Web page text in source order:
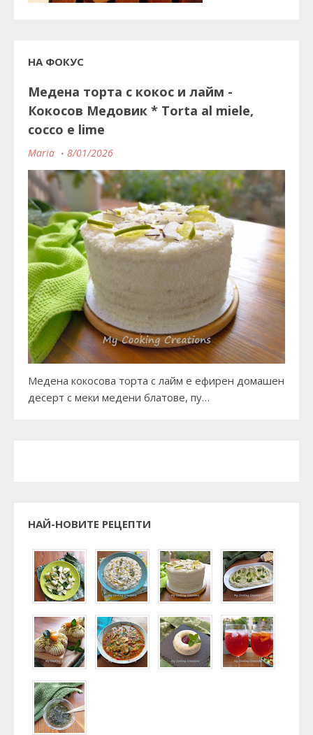
НА ФОКУС
Медена торта с кокос и лайм -
Кокосов Медовик * Torta al miele,
cocco e lime
Maria 8/01/2026
Медена кокосова торта с лайм е ефирен домашен
десерт с меки медени блатове, пу…
НАЙ-НОВИТЕ РЕЦЕПТИ